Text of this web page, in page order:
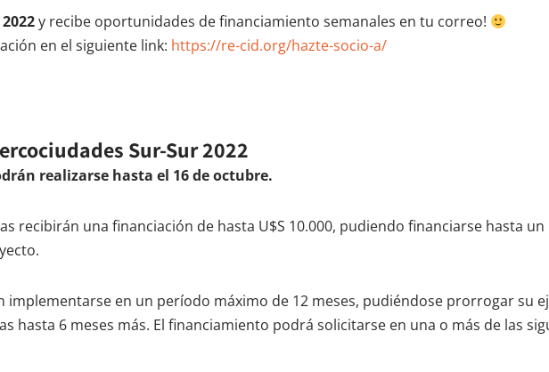
y recibe oportunidades de financiamiento semanales en tu correo!
en el siguiente link: https://re-cid.org/hazte-socio-a/
Sur-Sur 2022
realizarse hasta el 16 de octubre.
recibirán una financiación de hasta U$S 10.000, pudiendo financiarse hasta un
implementarse en un período máximo de 12 meses, pudiéndose prorrogar su
hasta 6 meses más. El financiamiento podrá solicitarse en una o más de las